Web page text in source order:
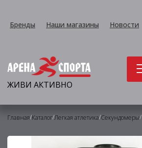
Бренды Наши магазины Новости
ЖИВИ АКТИВНО
Главная/Каталог/Легкая атлетика/Секундомеры/